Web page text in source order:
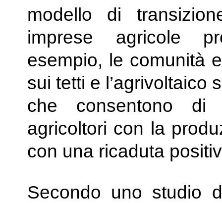
modello di
imprese agricole
esempio, le comunità
sui tetti e l’agrivoltaico
che consentono di
agricoltori con la
con una ricaduta
Secondo uno studio